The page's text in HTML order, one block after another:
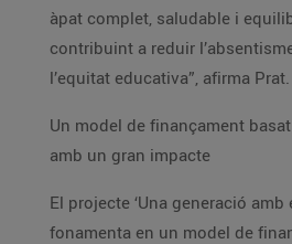
àpat complet, saludable i
contribuint a reduir
l’equitat educativa”, afirma Prat.
Un model de finançament
amb un gran impacte
El projecte ‘Una generació amb
fonamenta en un model de